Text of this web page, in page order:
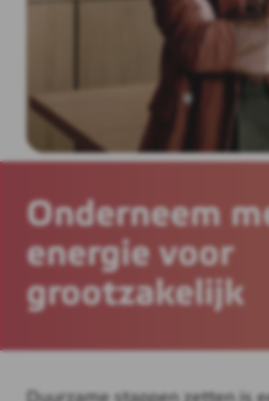
Onderneem
energie voor
grootzakelijk